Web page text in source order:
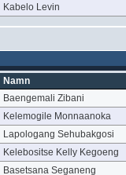
Kabelo Levin
Namn
Baengemali Zibani
Kelemogile Monnaanoka
Lapologang Sehubakgosi
Kelebositse Kelly Kegoeng
Basetsana Seganeng